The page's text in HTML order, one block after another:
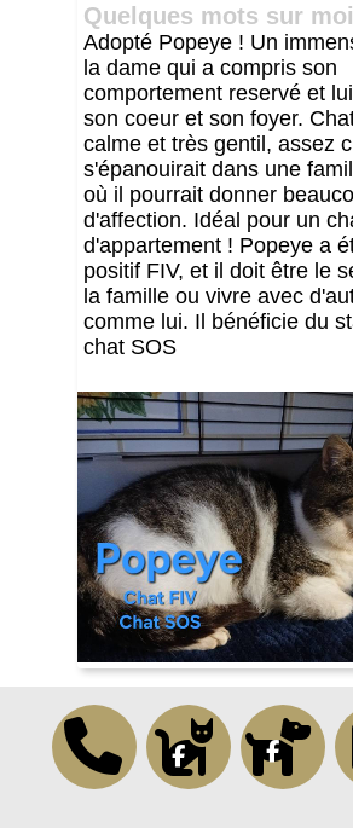
Quelques mots sur
Adopté Popeye ! Un
la dame qui a compris son
comportement reservé et
son coeur et son foyer.
calme et très gentil, assez
s'épanouirait dans une
où il pourrait donner
d'affection. Idéal pour un
d'appartement ! Popeye a
positif FIV, et il doit être le
la famille ou vivre avec
comme lui. Il bénéficie du
chat SOS